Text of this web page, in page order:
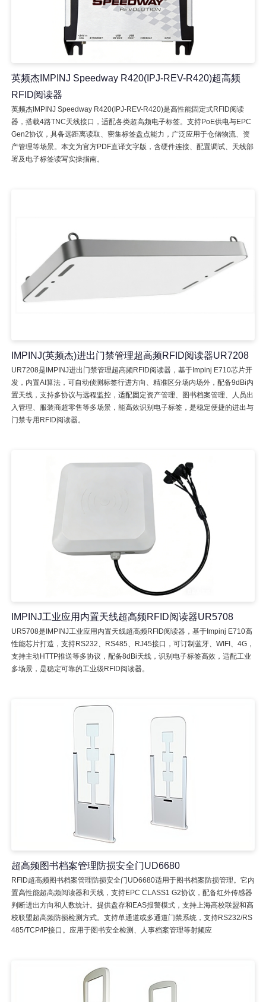
英频杰IMPINJ Speedway R420(IPJ-REV-R420)超高频
RFID阅读器
英频杰IMPINJ Speedway R420(IPJ-REV-R420)是高性能固定式RFID阅读
器，搭载4路TNC天线接口，适配各类超高频电子标签。支持PoE供电与EPC
Gen2协议，具备远距离读取、密集标签盘点能力，广泛应用于仓储物流、资
产管理等场景。本文为官方PDF直译文字版，含硬件连接、配置调试、天线部
署及电子标签读写实操指南。
IMPINJ(英频杰)进出门禁管理超高频RFID阅读器UR7208
UR7208是IMPINJ进出门禁管理超高频RFID阅读器，基于Impinj E710芯片开
发，内置AI算法，可自动侦测标签行进方向、精准区分场内场外，配备9dBi内
置天线，支持多协议与远程监控，适配固定资产管理、图书档案管理、人员出
入管理、服装商超零售等多场景，能高效识别电子标签，是稳定便捷的进出与
门禁专用RFID阅读器。
IMPINJ工业应用内置天线超高频RFID阅读器UR5708
UR5708是IMPINJ工业应用内置天线超高频RFID阅读器，基于Impinj E710高
性能芯片打造，支持RS232、RS485、RJ45接口，可订制蓝牙、WIFI、4G，
支持主动HTTP推送等多协议，配备8dBi天线，识别电子标签高效，适配工业
多场景，是稳定可靠的工业级RFID阅读器。
超高频图书档案管理防损安全门UD6680
RFID超高频图书档案管理防损安全门UD6680适用于图书档案防损管理。它内
置高性能超高频阅读器和天线，支持EPC CLASS1 G2协议，配备红外传感器
判断进出方向和人数统计。提供盘存和EAS报警模式，支持上海高校联盟和高
校联盟超高频防损检测方式。支持单通道或多通道门禁系统，支持RS232/RS
485/TCP/IP接口。应用于图书安全检测、人事档案管理等射频应